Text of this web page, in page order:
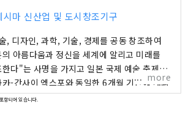
시마 신산업 및 도시창조기구
, 디자인, 과학, 기술, 경제를 공동 창조하여
의 아름다움과 정신을 세계에 알리고 미래를
한다"는 사명을 가지고 일본 국제 예술 축제가
카-간사이 엑스포와 동일한 6개월 기간에 개최
다. 이번 엑스포에는 158개 국가 및 지역과 7
more
함되어 있습니다.